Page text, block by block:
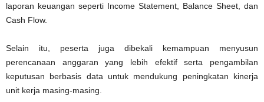
laporan keuangan seperti Income Statement, Balance Sheet, dan
Cash Flow.
Selain itu, peserta juga dibekali kemampuan menyusun
perencanaan anggaran yang lebih efektif serta pengambilan
keputusan berbasis data untuk mendukung peningkatan kinerja
unit kerja masing-masing.